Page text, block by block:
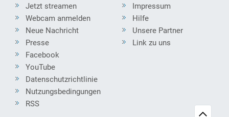
Jetzt streamen
Webcam anmelden
Neue Nachricht
Presse
Impressum
Hilfe
Unsere Partner
Link zu uns
Facebook
YouTube
Datenschutzrichtlinie
Nutzungsbedingungen
RSS